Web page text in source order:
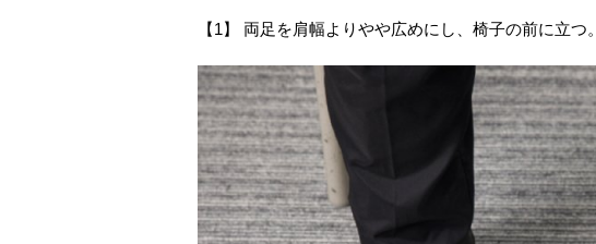
【1】 両足を肩幅よりやや広めにし、椅子の前に立つ。